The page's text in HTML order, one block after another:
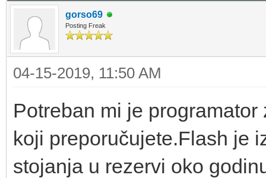
gorso69
Posting Freak
04-15-2019, 11:50 AM
Potreban mi je
koji preporučujete.Flash je
stojanja u rezervi oko